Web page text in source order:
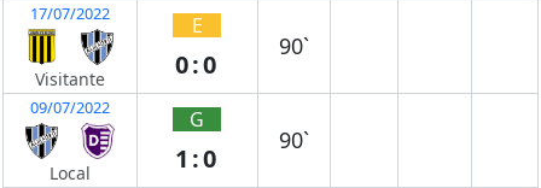
17/07/2022
Visitante
E
0:0
90`
09/07/2022
Local
G
1:0
90`